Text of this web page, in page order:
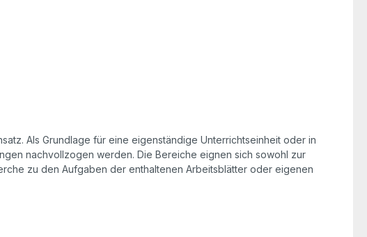
Als Grundlage für eine eigenständige Unterrichtseinheit oder in
nachvollzogen werden. Die Bereiche eignen sich sowohl zur
zu den Aufgaben der enthaltenen Arbeitsblätter oder eigenen